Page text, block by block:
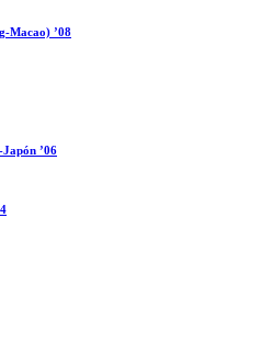
Macao) ’08
’06